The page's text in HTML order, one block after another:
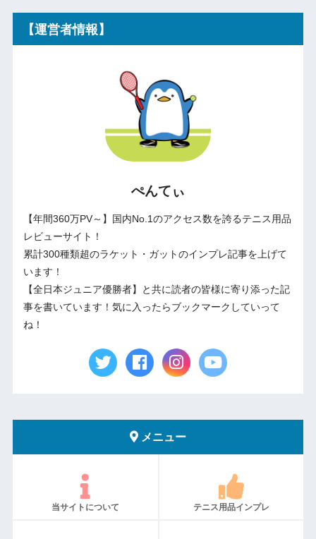
【運営者情報】
ぺんてぃ
【年間360万PV～】国内No.1のアクセス数を誇るテニス用品
レビューサイト！
累計300種類超のラケット・ガットのインプレ記事を上げて
います！
【全日本ジュニア優勝者】と共に読者の皆様に寄り添った記
事を書いています！気に入ったらブックマークしていって
ね！
メニュー
当サイトについて テニス用品インプレ